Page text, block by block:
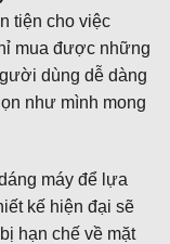
tiện cho việc
mua được những
dùng dễ dàng
như mình mong
máy để lựa
kế hiện đại sẽ
hạn chế về mặt